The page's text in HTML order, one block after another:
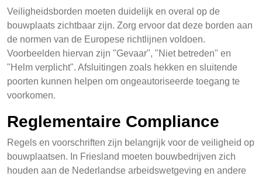
Veiligheidsborden moeten duidelijk en overal op de
bouwplaats zichtbaar zijn. Zorg ervoor dat deze borden aan
de normen van de Europese richtlijnen voldoen.
Voorbeelden hiervan zijn "Gevaar", "Niet betreden" en
"Helm verplicht". Afsluitingen zoals hekken en sluitende
poorten kunnen helpen om ongeautoriseerde toegang te
voorkomen.
Reglementaire Compliance
Regels en voorschriften zijn belangrijk voor de veiligheid op
bouwplaatsen. In Friesland moeten bouwbedrijven zich
houden aan de Nederlandse arbeidswetgeving en andere